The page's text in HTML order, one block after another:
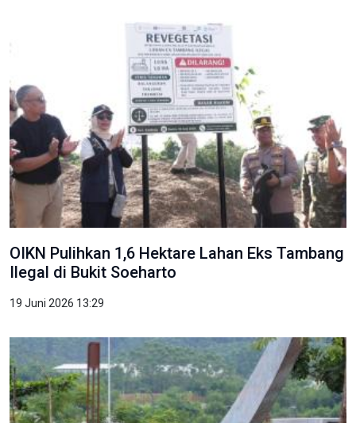
OIKN Pulihkan 1,6 Hektare Lahan Eks Tambang
Ilegal di Bukit Soeharto
19 Juni 2026 13:29